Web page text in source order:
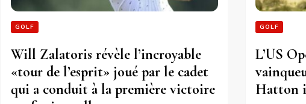
GOLF
Will Zalatoris révèle l’incroyable
«tour de l’esprit» joué par le cadet
qui a conduit à la première victoire
GOLF
L’US
Hatton